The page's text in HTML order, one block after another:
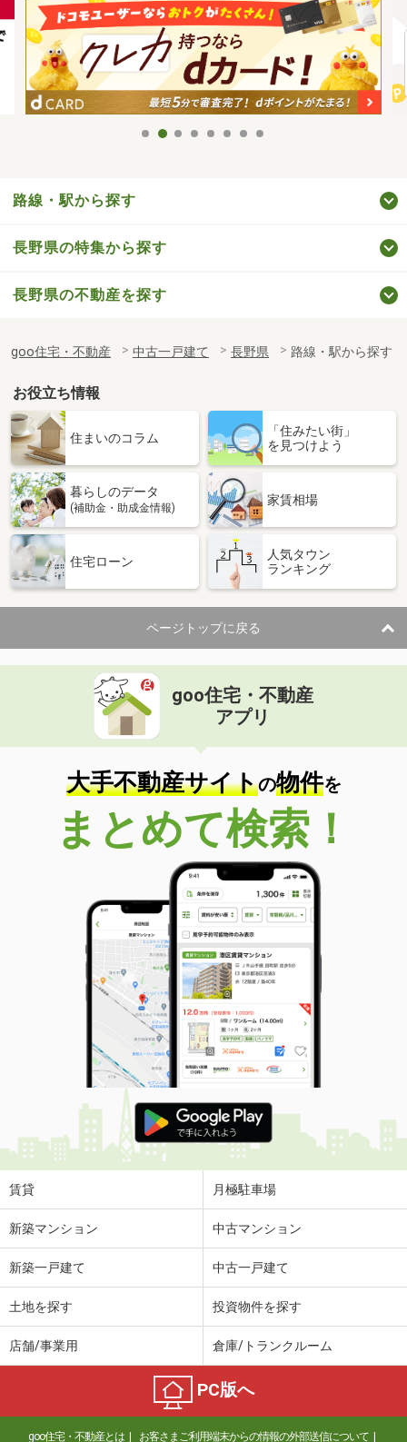
路線・駅から探す
長野県の特集から探す
長野県の不動産を探す
goo住宅・不動産 中古一戸建て 長野県 路線・駅から探す
お役立ち情報
住まいのコラム
「住みたい街」
を見つけよう
暮らしのデータ
(補助金・助成金情報)
家賃相場
住宅ローン
人気タウン
ランキング
ページトップに戻る
goo住宅・不動産
アプリ
大手不動産サイトの物件を
まとめて検索！
賃貸 月極駐車場
新築マンション 中古マンション
新築一戸建て 中古一戸建て
土地を探す 投資物件を探す
店舗/事業用 倉庫/トランクルーム
PC版へ
goo住宅・不動産とは お客さまご利用端末からの情報の外部送信について